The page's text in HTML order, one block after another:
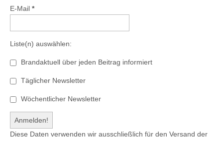
E-Mail *
Liste(n) auswählen:
Brandaktuell über jeden Beitrag informiert
Täglicher Newsletter
Wöchentlicher Newsletter
Diese Daten verwenden wir ausschließlich für den Versand der